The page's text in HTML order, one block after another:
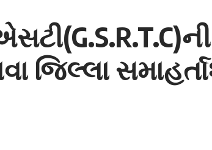
જિલ્લા